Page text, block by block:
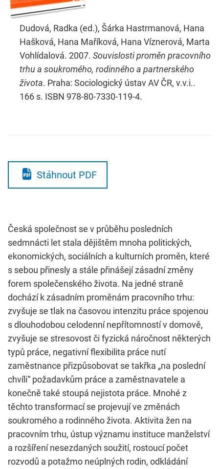
Dudová, Radka (ed.), Šárka Hastrmanová, Hana
Hašková, Hana Maříková, Hana Víznerová, Marta
Vohlídalová. 2007. Souvislosti proměn pracovního
trhu a soukromého, rodinného a partnerského
života. Praha: Sociologický ústav AV ČR, v.v.i..
166 s. ISBN 978-80-7330-119-4.
Stáhnout PDF
Česká společnost se v průběhu posledních
sedmnácti let stala dějištěm mnoha politických,
ekonomických, sociálních a kulturních proměn, které
s sebou přinesly a stále přinášejí zásadní změny
forem společenského života. Na jedné straně
dochází k zásadním proměnám pracovního trhu:
zvyšuje se tlak na časovou intenzitu práce spojenou
s dlouhodobou celodenní nepřítomností v domově,
zvyšuje se stresovost či fyzická náročnost některých
typů práce, negativní flexibilita práce nutí
zaměstnance přizpůsobovat se takřka „na poslední
chvíli“ požadavkům práce a zaměstnavatele a
konečně také stoupá nejistota práce. Mnohé z
těchto transformací se projevují ve změnách
soukromého a rodinného života. Aktivita žen na
pracovním trhu, ústup významu instituce manželství
a rozšíření nesezdaných soužití, rostoucí počet
rozvodů a potažmo neúplných rodin, odkládání